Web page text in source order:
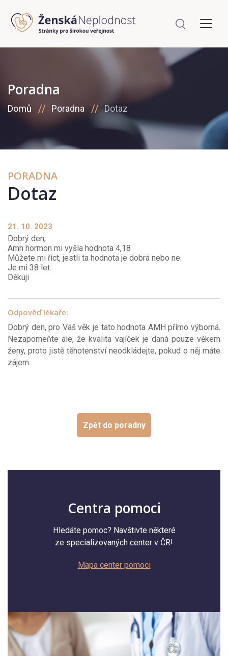
Poradna
Domů Poradna Dotaz
PORADNA
Dotaz
21. 10. 2023
Dobrý den,
Amh hormon mi vyšla hodnota 4,18
Můžete mi říct, jestli ta hodnota je dobrá nebo ne.
Je mi 38 let.
Děkuji
Odpověď lékaře:
Dobrý den, pro Váš věk je tato hodnota AMH přímo výborná.
Nezapomeňte ale, že kvalita vajíček je daná pouze věkem
ženy, proto jistě těhotenství neodkládejte, pokud o něj máte
zájem.
Zpět do poradny
Centra pomoci
Hledáte pomoc? Navštivte některé
ze specializovaných center v ČR!
Mapa center pomoci